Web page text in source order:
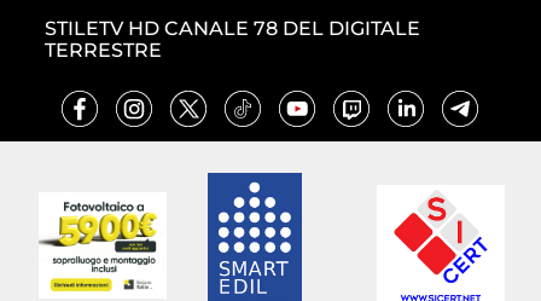
STILETV HD CANALE 78 DEL DIGITALE
TERRESTRE